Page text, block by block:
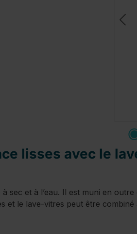
lisses avec le
sec et à l’eau. Il est muni en
et le lave-vitres peut être